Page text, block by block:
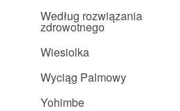
Według rozwiązania
zdrowotnego
Wiesiolka
Wyciąg Palmowy
Yohimbe